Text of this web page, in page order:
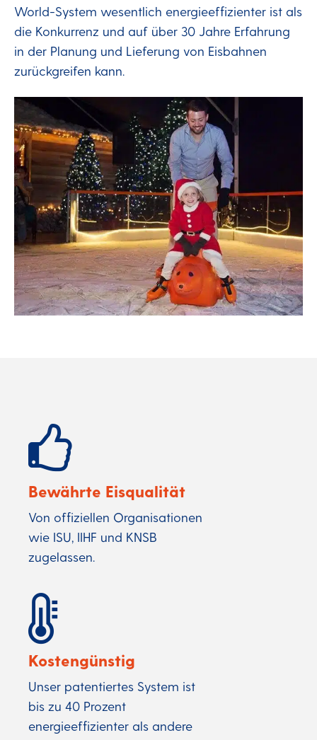
World-System wesentlich energieeffizienter ist als
die Konkurrenz und auf über 30 Jahre Erfahrung
in der Planung und Lieferung von Eisbahnen
zurückgreifen kann.
Bewährte Eisqualität
Von offiziellen Organisationen
wie ISU, IIHF und KNSB
zugelassen.
Kostengünstig
Unser patentiertes System ist
bis zu 40 Prozent
energieeffizienter als andere